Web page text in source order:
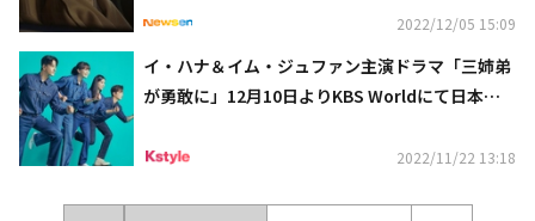
2022/12/05 15:09
イ・ハナ＆イム・ジュファン主演ドラマ「三姉弟
が勇敢に」12月10日よりKBS Worldにて日本初
2022/11/22 13:18